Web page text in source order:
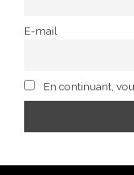
E-mail
En continuant,